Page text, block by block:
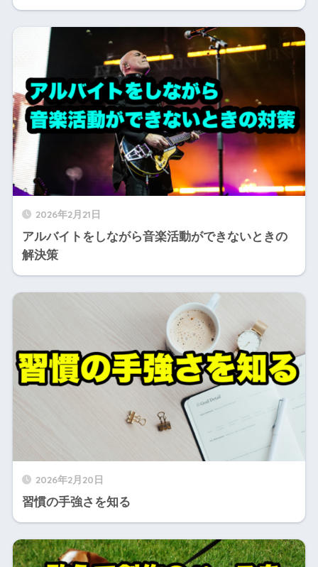
2026年2月21日
アルバイトをしながら音楽活動ができないときの
解決策
2026年2月20日
習慣の手強さを知る